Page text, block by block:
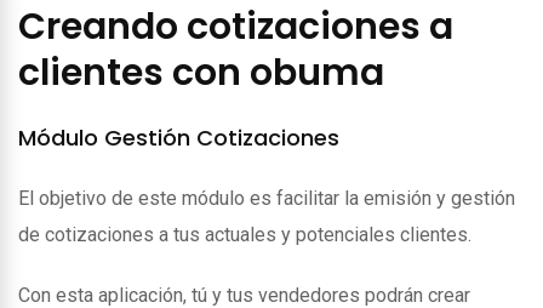
Creando cotizaciones a
clientes con obuma
Módulo Gestión Cotizaciones
El objetivo de este módulo es facilitar la emisión y gestión
de cotizaciones a tus actuales y potenciales clientes.
Con esta aplicación, tú y tus vendedores podrán crear